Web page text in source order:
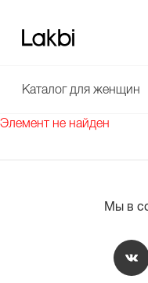
Каталог для женщин
Элемент не найден
Мы в